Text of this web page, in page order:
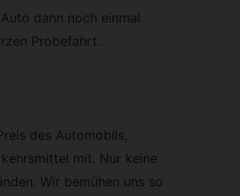
dann noch einmal
Probefahrt.
des Automobils,
mit. Nur keine
Wir bemühen uns so